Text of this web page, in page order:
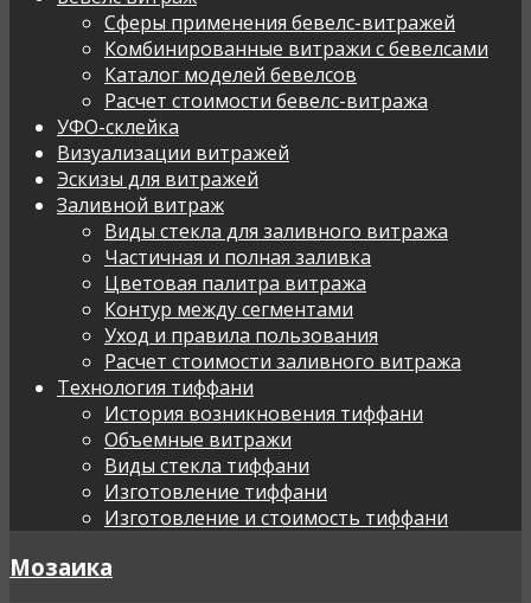
Сферы применения бевелс-витражей
Комбинированные витражи с бевелсами
Каталог моделей бевелсов
Расчет стоимости бевелс-витража
УФО-склейка
Визуализации витражей
Эскизы для витражей
Заливной витраж
Виды стекла для заливного витража
Частичная и полная заливка
Цветовая палитра витража
Контур между сегментами
Уход и правила пользования
Расчет стоимости заливного витража
Технология тиффани
История возникновения тиффани
Объемные витражи
Виды стекла тиффани
Изготовление тиффани
Изготовление и стоимость тиффани
Мозаика